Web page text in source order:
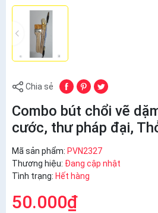
Chia sẻ
Combo bút chổi vẽ
cước, thư pháp đại,
Mã sản phẩm: PVN2327
Thương hiệu: Đang cập nhật
Tình trạng: Hết hàng
50.000₫